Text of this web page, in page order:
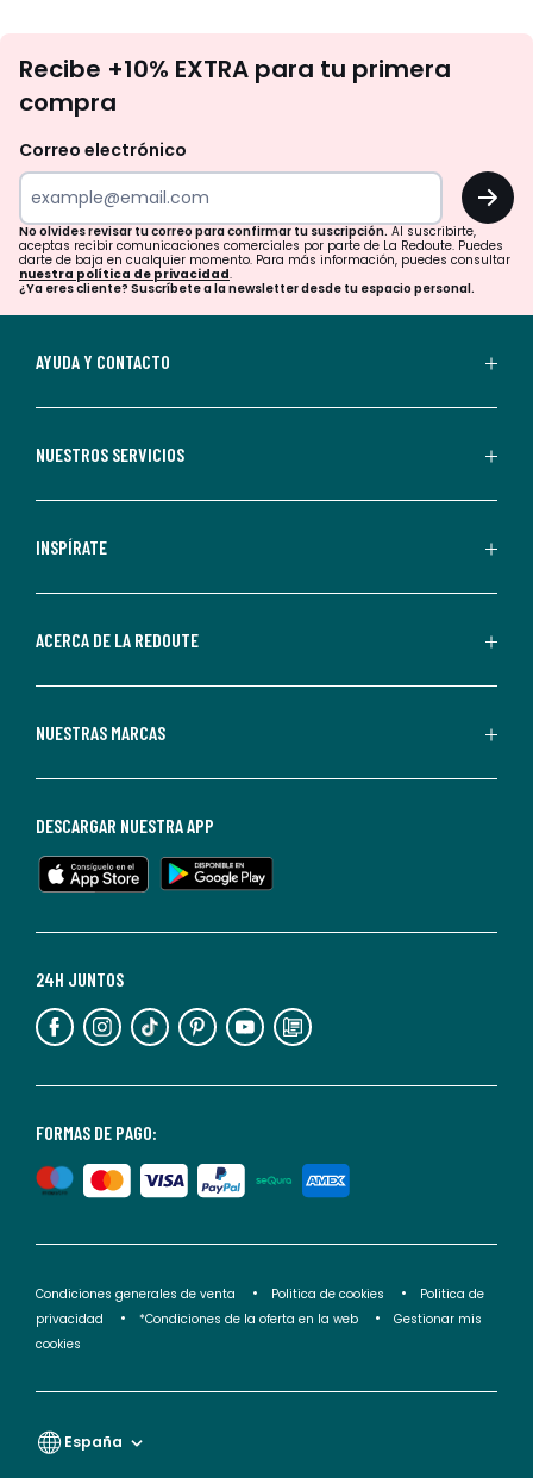
te
tu
para
confirmar
tu
suscripción.
aceptas
comerciales
personalizadas
parte
Redoute.
de
en
cualquier
Para
información,
puedes
nuestra
de
privacidad</2>.
Recibe +10% EXTRA para tu primera
compra
Correo electrónico
OK
No olvides revisar tu correo para confirmar tu suscripción. Al suscribirte,
aceptas recibir comunicaciones comerciales por parte de La Redoute. Puedes
darte de baja en cualquier momento. Para más información, puedes consultar
nuestra política de privacidad.
¿Ya eres cliente? Suscríbete a la newsletter desde tu espacio personal.
AYUDA Y CONTACTO
NUESTROS SERVICIOS
INSPÍRATE
ACERCA DE LA REDOUTE
NUESTRAS MARCAS
FORMAS DE PAGO:
24H JUNTOS
DESCARGAR NUESTRA APP
Condiciones generales de venta Politica de cookies
Politica de
privacidad
*Condiciones de la oferta en la web
Gestionar mis
cookies
España